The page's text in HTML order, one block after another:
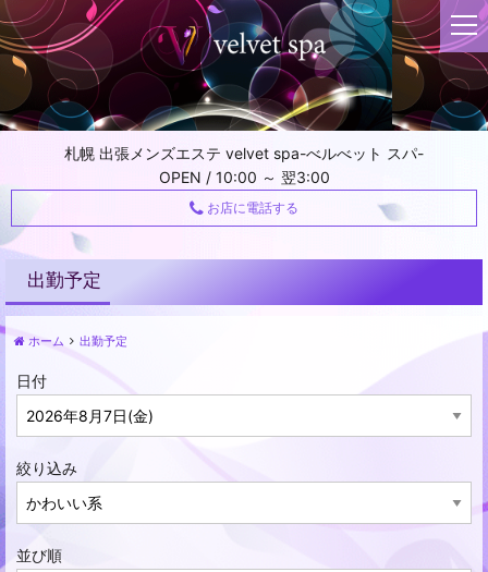
札幌 出張メンズエステ velvet spa-べルべット スパ-
OPEN / 10:00 ～ 翌3:00
お店に電話する
出勤予定
ホーム 出勤予定
日付
絞り込み
並び順
t
o
g
g
l
a
i